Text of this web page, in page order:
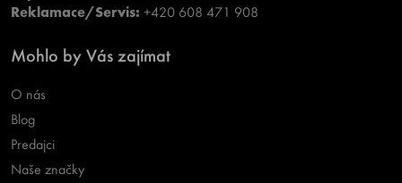
Reklamace/Servis: +420 608 471 908
Mohlo by Vás zajímat
O nás
Blog
Predajci
Naše značky